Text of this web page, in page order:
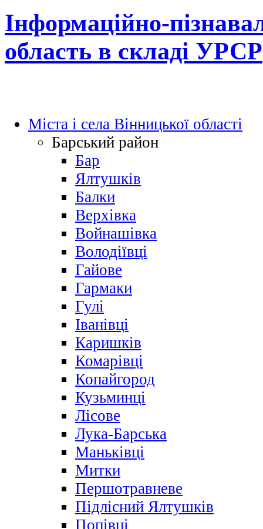
Інформаційно-
область в складі УРСР
Міста і села Вінницької області
Барський район
Бар
Ялтушків
Балки
Верхівка
Войнашівка
Володіївці
Гайове
Гармаки
Гулі
Іванівці
Каришків
Комарівці
Копайгород
Кузьминці
Лісове
Лука-Барська
Маньківці
Митки
Першотравневе
Підлісний Ялтушків
Попівці